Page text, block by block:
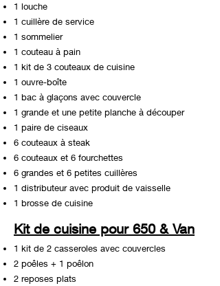
1 louche
1 cuillère de service
1 sommelier
1 couteau à pain
1 kit de 3 couteaux de cuisine
1 ouvre-boîte
1 bac à glaçons avec couvercle
1 grande et une petite planche à découper
1 paire de ciseaux
6 couteaux à steak
6 couteaux et 6 fourchettes
6 grandes et 6 petites cuillères
1 distributeur avec produit de vaisselle
1 brosse de cuisine
Kit de cuisine pour 650 & Van
1 kit de 2 casseroles avec couvercles
2 poêles + 1 poêlon
2 reposes plats